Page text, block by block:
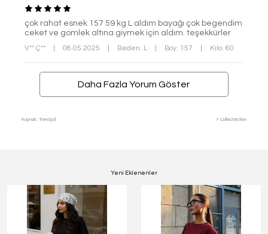
çok rahat esnek 157 59 kg L aldım bayağı çok begendim
ceket ve gomlek altına giymek için aldım. teşekkürler
V** Ç** 08.05.2025 Beden: L Boy: 157 Kilo: 60
Daha Fazla Yorum Göster
Kaynak: Trendyol ⚡ CollectAction
Yeni Eklenenler